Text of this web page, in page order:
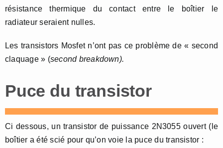
résistance thermique du contact entre le boîtier le
radiateur seraient nulles.
Les transistors Mosfet n’ont pas ce problème de « second
claquage » (second breakdown).
Puce du transistor
Ci dessous, un transistor de puissance 2N3055 ouvert (le
boîtier a été scié pour qu’on voie la puce du transistor :